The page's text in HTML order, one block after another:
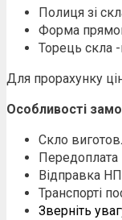
Полиця зі
Форма
Торець скла
Для прорахунку
Особливості
Скло
Передоплата
Відправка
Транспорті
Зверніть